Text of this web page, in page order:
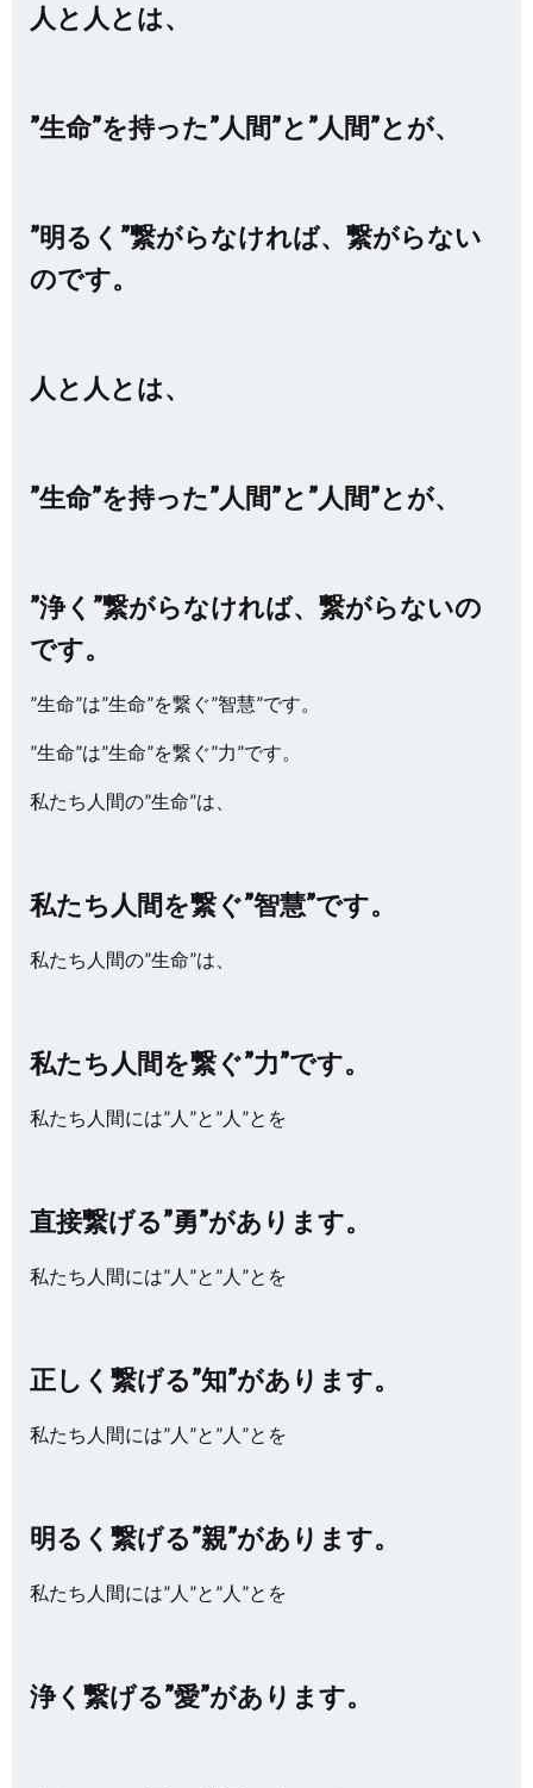
人と人とは、
”生命”を持った”人間”と”人間”とが、
”明るく”繋がらなければ、繋がらない
のです。
人と人とは、
”生命”を持った”人間”と”人間”とが、
”浄く”繋がらなければ、繋がらないの
です。
”生命”は”生命”を繋ぐ”智慧”です。
”生命”は”生命”を繋ぐ”力”です。
私たち人間の”生命”は、
私たち人間を繋ぐ”智慧”です。
私たち人間の”生命”は、
私たち人間を繋ぐ”力”です。
私たち人間には”人”と”人”とを
直接繋げる”勇”があります。
私たち人間には”人”と”人”とを
正しく繋げる”知”があります。
私たち人間には”人”と”人”とを
明るく繋げる”親”があります。
私たち人間には”人”と”人”とを
浄く繋げる”愛”があります。